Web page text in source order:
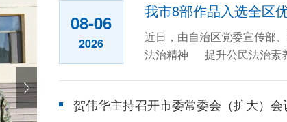
08-06
2026
我市8部作品入选全区
近日，由自治区党委宣传部
法治精神 提升公民法治素